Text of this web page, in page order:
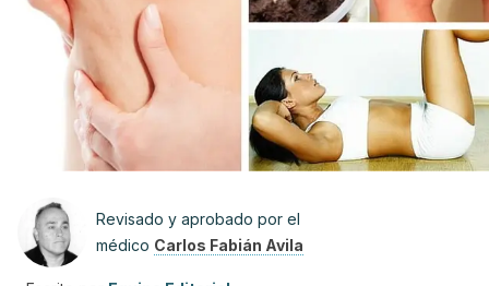
Revisado y aprobado por el
médico Carlos Fabián Avila